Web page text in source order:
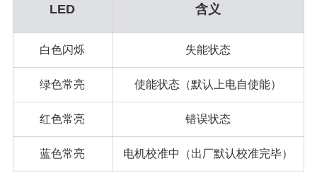
LED 含义
白色闪烁 失能状态
绿色常亮 使能状态（默认上电自使能）
红色常亮 错误状态
蓝色常亮 电机校准中（出厂默认校准完毕）